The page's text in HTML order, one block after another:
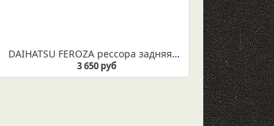
DAIHATSU FEROZA рессора задняя лист №2 (Арт. IR 29-26-02)
3 650 руб